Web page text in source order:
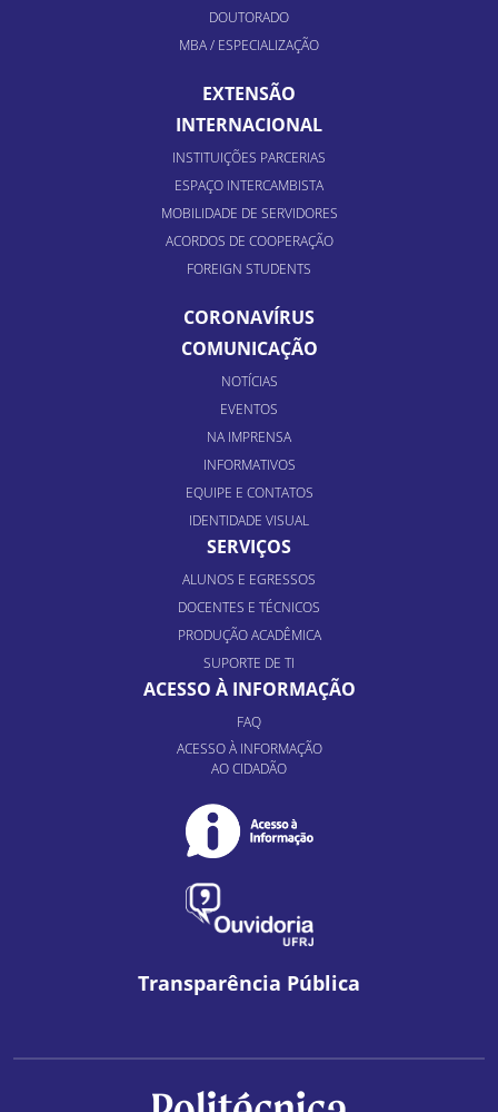
DOUTORADO
MBA / ESPECIALIZAÇÃO
EXTENSÃO
INTERNACIONAL
INSTITUIÇÕES PARCERIAS
ESPAÇO INTERCAMBISTA
MOBILIDADE DE SERVIDORES
ACORDOS DE COOPERAÇÃO
FOREIGN STUDENTS
CORONAVÍRUS
COMUNICAÇÃO
NOTÍCIAS
EVENTOS
NA IMPRENSA
INFORMATIVOS
EQUIPE E CONTATOS
IDENTIDADE VISUAL
SERVIÇOS
ALUNOS E EGRESSOS
DOCENTES E TÉCNICOS
PRODUÇÃO ACADÊMICA
SUPORTE DE TI
ACESSO À INFORMAÇÃO
FAQ
ACESSO À INFORMAÇÃO
AO CIDADÃO
Transparência Pública